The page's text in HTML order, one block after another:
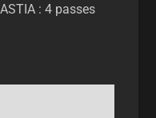
: 4 passes